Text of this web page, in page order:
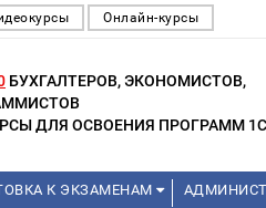
Онлайн-курсы
БУХГАЛТЕРОВ, ЭКОНОМИСТОВ,
ДЛЯ ОСВОЕНИЯ ПРОГРАММ
К ЭКЗАМЕНАМ